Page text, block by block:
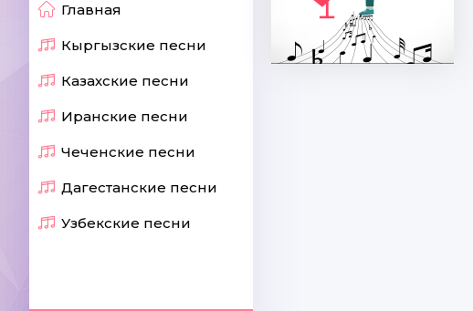
Главная
Кыргызские песни
Казахские песни
Иранские песни
Чеченские песни
Дагестанские песни
Узбекские песни